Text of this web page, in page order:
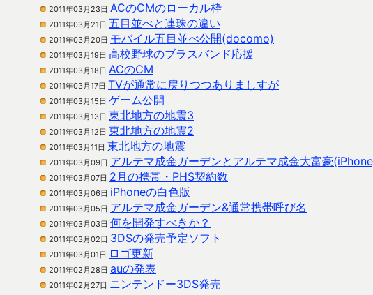
2011年03月23日 ACのCMのローカル枠
2011年03月21日 五目並べと連珠の違い
2011年03月20日 モバイル五目並べ公開(docomo)
2011年03月19日 高校野球のブラスバンド応援
2011年03月18日 ACのCM
2011年03月17日 TVが通常に戻りつつありましすが
2011年03月15日 ゲーム公開
2011年03月13日 東北地方の地震3
2011年03月12日 東北地方の地震2
2011年03月11日 東北地方の地震
2011年03月09日 アルテマ成金ガーデンとアルテマ成金大富豪
2011年03月07日 2月の携帯・PHS契約数
2011年03月06日 iPhoneの白色版
2011年03月05日 アルテマ成金ガーデン&通常携帯呼び名
2011年03月03日 何を開発すべきか？
2011年03月02日 3DSの発売予定ソフト
2011年03月01日 ロゴ更新
2011年02月28日 auの発表
2011年02月27日 ニンテンドー3DS発売